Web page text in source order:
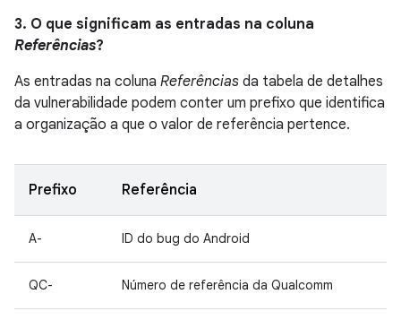
3. O que significam as entradas na coluna
Referências?
As entradas na coluna Referências da tabela de detalhes
da vulnerabilidade podem conter um prefixo que identifica
a organização a que o valor de referência pertence.
Prefixo Referência
A- ID do bug do Android
QC- Número de referência da Qualcomm